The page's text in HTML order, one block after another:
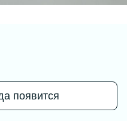
появится